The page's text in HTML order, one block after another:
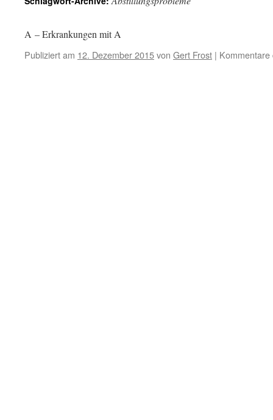
A – Erkrankungen mit A
Publiziert am 12. Dezember 2015von Gert Frost | Kommentare